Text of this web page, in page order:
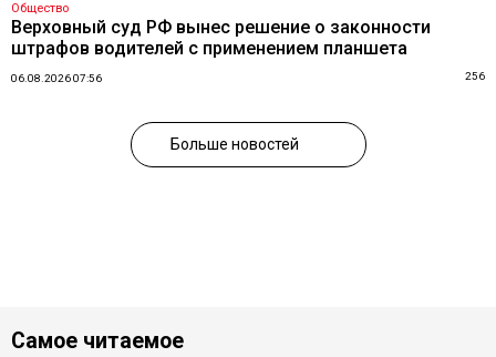
Общество
Верховный суд РФ вынес решение о законности
штрафов водителей с применением планшета
06.08.2026 07:56 256
Больше новостей
Самое читаемое